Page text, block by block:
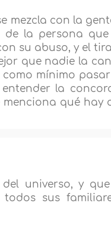
mezcla con la
de la persona
su abuso, y el
que nadie la
como mínimo
la
menciona qué hay
universo, y
sus